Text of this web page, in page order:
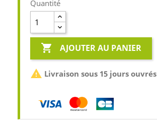
Quantité
 AJOUTER AU PANIER
 Livraison sous 15 jours ouvrés